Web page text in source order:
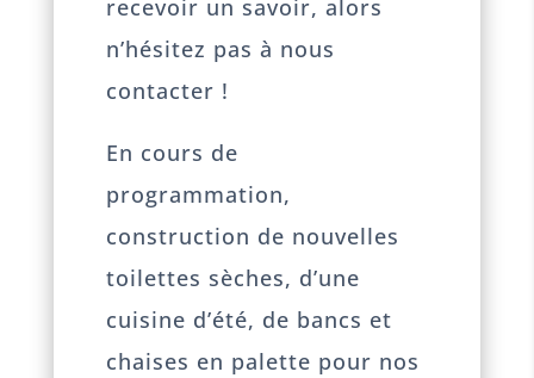
recevoir un savoir, alors
n’hésitez pas à nous
contacter !
En cours de
programmation,
construction de nouvelles
toilettes sèches, d’une
cuisine d’été, de bancs et
chaises en palette pour nos